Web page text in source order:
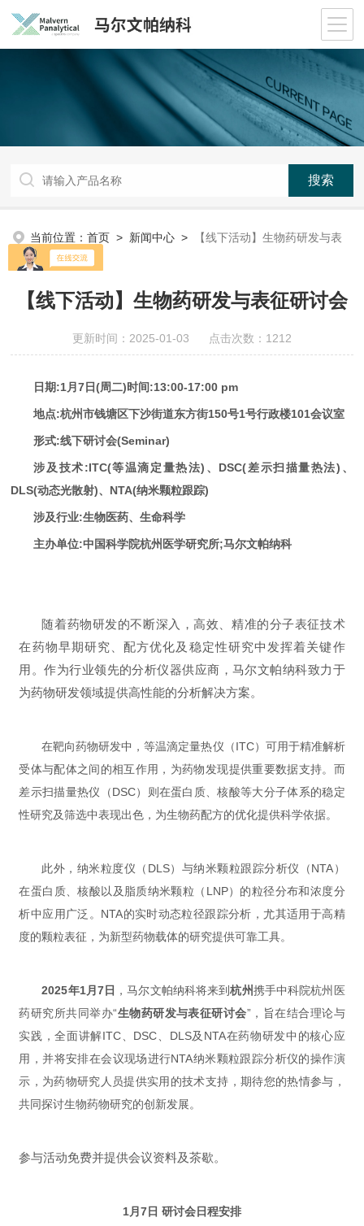
当前位置：首页 > 新闻中心 >
【线下活动】生物药研发与表
征研讨会
【线下活动】生物药研发与表征研讨会
更新时间：2025-01-03 点击次数：1212
日期:1月7日(周二)时间:13:00-17:00 pm
地点:杭州市钱塘区下沙街道东方街150号1号行政楼101会议室
形式:线下研讨会(Seminar)
涉及技术:ITC(等温滴定量热法)、DSC(差示扫描量热法)、
DLS(动态光散射)、NTA(纳米颗粒跟踪)
涉及行业:生物医药、生命科学
主办单位:中国科学院杭州医学研究所;马尔文帕纳科
随着药物研发的不断深入，高效、精准的分子表征技术
在药物早期研究、配方优化及稳定性研究中发挥着关键作
用。作为行业领先的分析仪器供应商，马尔文帕纳科致力于
为药物研发领域提供高性能的分析解决方案。
在靶向药物研发中，等温滴定量热仪（ITC）可用于精准解析
受体与配体之间的相互作用，为药物发现提供重要数据支持。而
差示扫描量热仪（DSC）则在蛋白质、核酸等大分子体系的稳定
性研究及筛选中表现出色，为生物药配方的优化提供科学依据。
此外，纳米粒度仪（DLS）与纳米颗粒跟踪分析仪（NTA）
在蛋白质、核酸以及脂质纳米颗粒（LNP）的粒径分布和浓度分
析中应用广泛。NTA的实时动态粒径跟踪分析，尤其适用于高精
度的颗粒表征，为新型药物载体的研究提供可靠工具。
2025年1月7日 ，马尔文帕纳科将来到杭州携手中科院杭州医
药研究所共同举办“生物药研发与表征研讨会”，旨在结合理论与
实践，全面讲解ITC、DSC、DLS及NTA在药物研发中的核心应
用，并将安排在会议现场进行NTA纳米颗粒跟踪分析仪的操作演
示，为药物研究人员提供实用的技术支持，期待您的热情参与，
共同探讨生物药物研究的创新发展。
参与活动免费并提供会议资料及茶歇。
1月7日 研讨会日程安排